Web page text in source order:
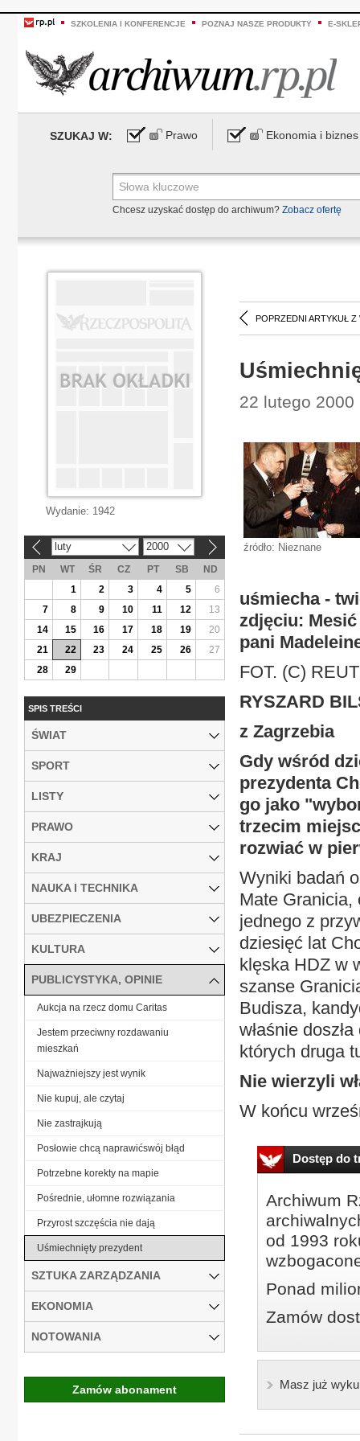
SZKOLENIA I KONFERENCJE POZNAJ NASZE PRODUKTY E-
SZUKAJ W: Prawo Ekonomia i biznes
Chcesz uzyskać dostęp do archiwum? Zobacz ofertę
POPRZEDNI ARTYKUŁ Z
22 lutego
źródło: Nieznane
uśmiecha -
zdjęciu:
pani
FOT. (C)
RYSZARD
z Zagrzebia
Gdy wśród
prezydenta
go jako
trzecim
rozwiać w
Wyniki badań
Mate Granicia,
jednego z
dziesięć lat
klęska HDZ w
szanse
Budisza,
właśnie
których druga
Nie wierzyli
W końcu
Dostęp do
Archiwum
od 1993
Ponad
Zamów
Masz już
Wydanie: 1942
luty 2000
PN WT ŚR CZ PT SB
ND
1
2 3 4 5
6
7
8 9 10 11 12
13
14
15 16 17 18 19
20
21
22 23 24 25 26
27
28
29
SPIS TREŚCI
ŚWIAT
SPORT
LISTY
PRAWO
KRAJ
NAUKA I TECHNIKA
UBEZPIECZENIA
KULTURA
PUBLICYSTYKA, OPINIE
Aukcja na rzecz domu Caritas
Jestem przeciwny rozdawaniu
mieszkań
Najważniejszy jest wynik
Nie kupuj, ale czytaj
Nie zastrajkują
Posłowie chcą naprawićswój błąd
Potrzebne korekty na mapie
Pośrednie, ułomne rozwiązania
Przyrost szczęścia nie dają
Uśmiechnięty prezydent
SZTUKA ZARZĄDZANIA
EKONOMIA
NOTOWANIA
Zamów abonament